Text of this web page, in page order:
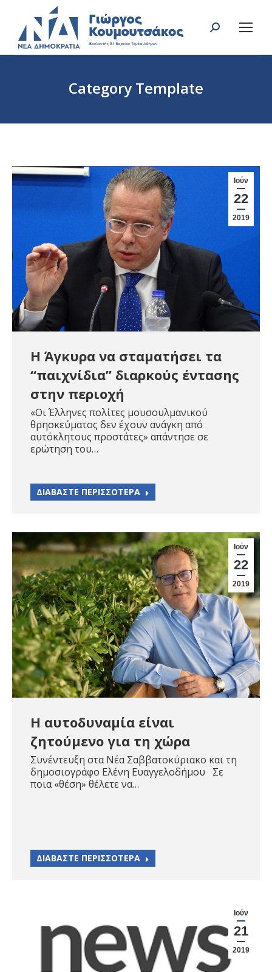
Search:
Category Template
Ιούν
22
2019
Η Άγκυρα να σταματήσει τα
“παιχνίδια” διαρκούς έντασης
στην περιοχή
«Οι Έλληνες πολίτες μουσουλμανικού
θρησκεύματος δεν έχουν ανάγκη από
αυτόκλητους προστάτες» απάντησε σε
ερώτηση του…
ΔΙΑΒΑΣΤΕ ΠΕΡΙΣΣΟΤΕΡΑ
Ιούν
22
2019
H αυτοδυναμία είναι
ζητούμενο για τη χώρα
Συνέντευξη στα Νέα Σαββατοκύριακο και τη
δημοσιογράφο Ελένη Ευαγγελοδήμου Σε
ποια «θέση» θέλετε να…
ΔΙΑΒΑΣΤΕ ΠΕΡΙΣΣΟΤΕΡΑ
Ιούν
21
2019